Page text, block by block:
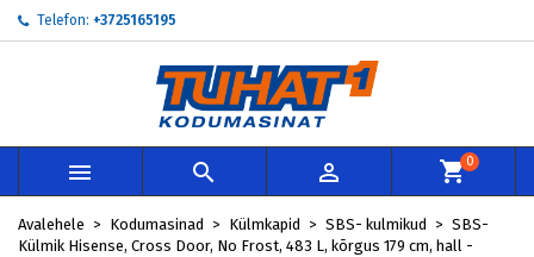
Telefon: +3725165195
   0
Avalehele Kodumasinad Külmkapid SBS- kulmikud
SBS-
Külmik Hisense, Cross Door, No Frost, 483 L, kõrgus 179 cm, hall -
My wishlists
Create new list
Loo soovinimekiri
Soovinimekirja nimi
Loobu
Sisene
Te peate olema sisselogitud, et tooteid soovinimekirja lisada.